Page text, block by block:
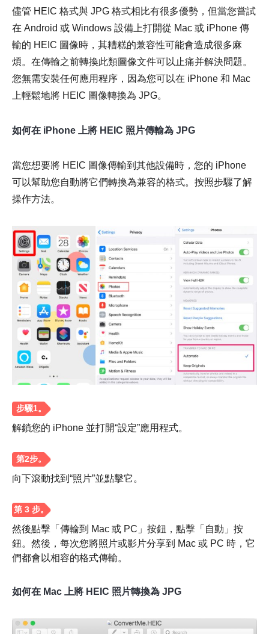
儘管 HEIC 格式與 JPG 格式相比有很多優勢，但當您嘗試
在 Android 或 Windows 設備上打開從 Mac 或 iPhone 傳
輸的 HEIC 圖像時，其糟糕的兼容性可能會造成很多麻
煩。在傳輸之前轉換此類圖像文件可以止痛并解決問題。
您無需安裝任何應用程序，因為您可以在 iPhone 和 Mac
上輕鬆地將 HEIC 圖像轉換為 JPG。
如何在 iPhone 上將 HEIC 照片傳輸為 JPG
當您想要將 HEIC 圖像傳輸到其他設備時，您的 iPhone
可以幫助您自動將它們轉換為兼容的格式。按照步驟了解
操作方法。
解鎖您的 iPhone 並打開“設定”應用程式。
向下滾動找到“照片”並點擊它。
然後點擊「傳輸到 Mac 或 PC」按鈕，點擊「自動」按
鈕。然後，每次您將照片或影片分享到 Mac 或 PC 時，它
們都會以相容的格式傳輸。
如何在 Mac 上將 HEIC 照片轉換為 JPG